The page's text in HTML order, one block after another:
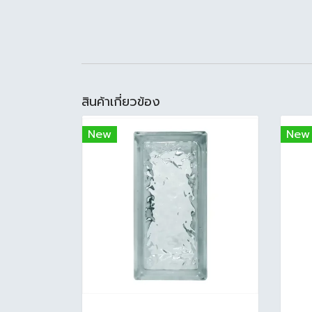
สินค้าเกี่ยวข้อง
New New